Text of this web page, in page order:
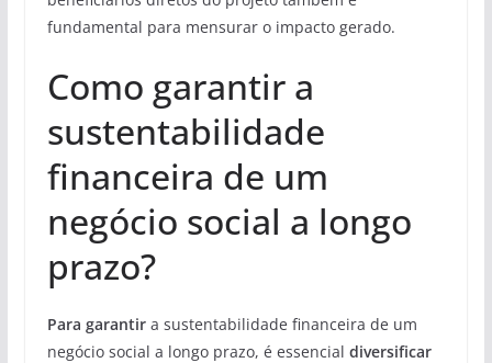
fundamental para mensurar o impacto gerado.
Como garantir a
sustentabilidade
financeira de um
negócio social a longo
prazo?
Para garantira sustentabilidade financeira de um
negócio social a longo prazo, é essencial diversificar